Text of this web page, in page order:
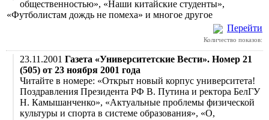
общественностью», «Наши китайские студенты»,
«Футболистам дождь не помеха» и многое другое
Перейти
Количество показов:
23.11.2001 Газета «Университетские Вести». Номер 21
(505) от 23 ноября 2001 года
Читайте в номере: «Открыт новый корпус университета!
Поздравления Президента РФ В. Путина и ректора БелГУ
Н. Камышанченко», «Актуальные проблемы физической
культуры и спорта в системе образования», «О,